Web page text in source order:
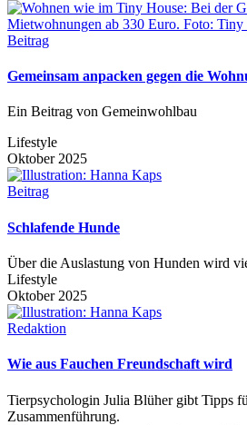
Beitrag
Gemeinsam anpacken gegen die
Ein Beitrag von Gemeinwohlbau
Lifestyle
Oktober 2025
Beitrag
Schlafende Hunde
Über die Auslastung von Hunden wird
Lifestyle
Oktober 2025
Redaktion
Wie aus Fauchen Freundschaft wird
Tierpsychologin Julia Blüher gibt Tipps
Zusammenführung.